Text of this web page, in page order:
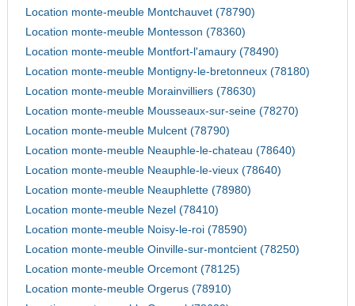
Location monte-meuble Montchauvet (78790)
Location monte-meuble Montesson (78360)
Location monte-meuble Montfort-l'amaury (78490)
Location monte-meuble Montigny-le-bretonneux (78180)
Location monte-meuble Morainvilliers (78630)
Location monte-meuble Mousseaux-sur-seine (78270)
Location monte-meuble Mulcent (78790)
Location monte-meuble Neauphle-le-chateau (78640)
Location monte-meuble Neauphle-le-vieux (78640)
Location monte-meuble Neauphlette (78980)
Location monte-meuble Nezel (78410)
Location monte-meuble Noisy-le-roi (78590)
Location monte-meuble Oinville-sur-montcient (78250)
Location monte-meuble Orcemont (78125)
Location monte-meuble Orgerus (78910)